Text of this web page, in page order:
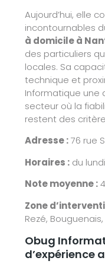
Aujourd’hui, elle
incontournables
à domicile à
des particuliers
locales. Sa
technique et
Informatique une
secteur où la
restent des
Adresse :76 rue
Horaires : du
Note moyenne :
Zone
Rezé,
Obug
d’expérience